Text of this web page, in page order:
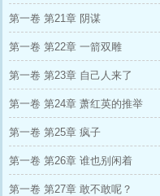
第一卷 第21章 阴谋
第一卷 第22章 一箭双雕
第一卷 第23章 自己人来了
第一卷 第24章 萧红英的推举
第一卷 第25章 疯子
第一卷 第26章 谁也别闲着
第一卷 第27章 敢不敢呢？